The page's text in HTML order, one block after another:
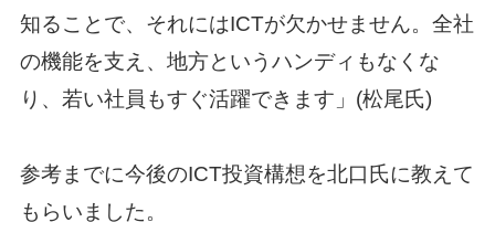
知ることで、それにはICTが欠かせません。全社
の機能を支え、地方というハンディもなくな
り、若い社員もすぐ活躍できます」(松尾氏)
参考までに今後のICT投資構想を北口氏に教えて
もらいました。